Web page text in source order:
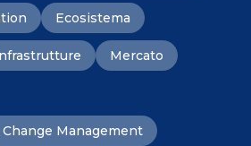
Ecosistema
Mercato
Management